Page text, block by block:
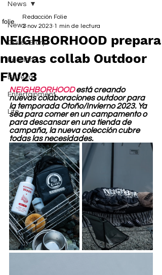
News
Cover Story
Fashion
Belleza
Entertainment
Life
News
NEIGHBORHOOD prepara
nuevas collab Outdoor
FW23
Redacción Folie
2 nov 2023 1 min de lectura
NEIGHBORHOOD está creando
nuevas colaboraciones outdoor para
la temporada Otoño/Invierno 2023. Ya
sea para comer en un campamento o
para descansar en una tienda de
campaña, la nueva colección cubre
todas las necesidades.